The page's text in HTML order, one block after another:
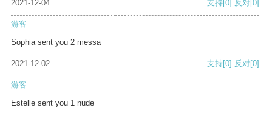
2021-12-04 支持[0] 反对[0]
游客
Sophia sent you 2 messa
2021-12-02 支持[0] 反对[0]
游客
Estelle sent you 1 nude